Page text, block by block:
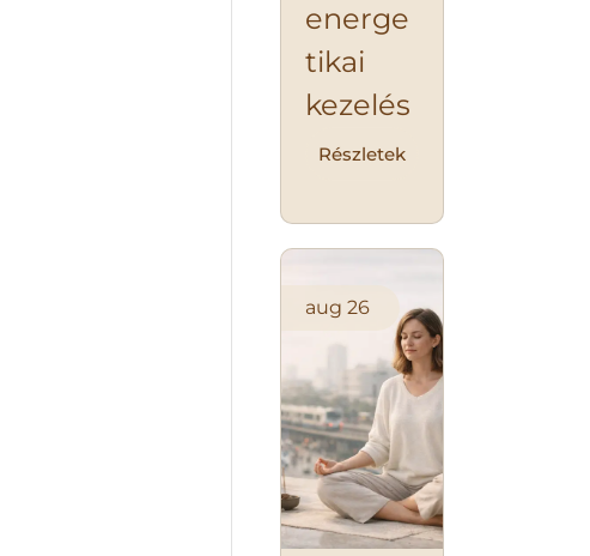
energe
tikai
kezelés
Részletek
aug 26